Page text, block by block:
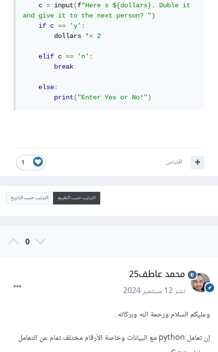
    c
= input(f"Here s ${dollars}. Duble it
and give it to the next person? ")
if c == 'y':
        dollars
*= 2
elif c == 'n':
break
else:
print("Enter Yes or No!")
1 اقتباس
الترتيب حسب التقييم الترتيب حسب التاريخ
0
محمد عاطف25
نشر12 سبتمبر 2024
وعليكم السلام ورحمة الله وبركاته .
إن تعامل python مع البيانات وخاصة الأرقام مختلف تمام عن التعامل